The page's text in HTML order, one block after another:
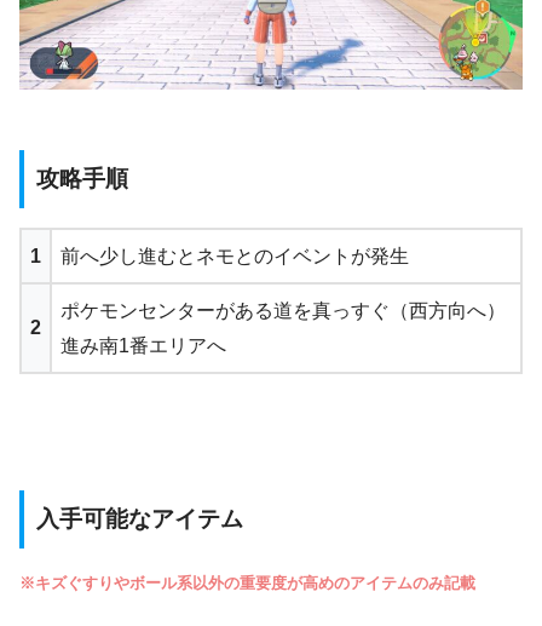
攻略手順
1 前へ少し進むとネモとのイベントが発生
2
ポケモンセンターがある道を真っすぐ（西方向へ）
進み南1番エリアへ
入手可能なアイテム
※キズぐすりやボール系以外の重要度が高めのアイテムのみ記載